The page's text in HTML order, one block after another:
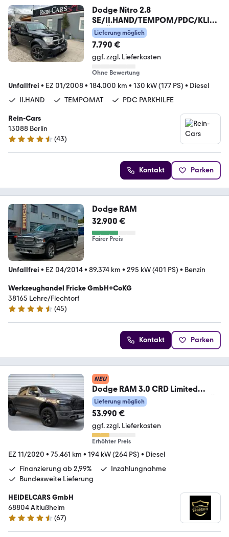
Dodge Nitro 2.8
SE/II.HAND/TEMPOM/PDC/KLIM
A/TÜV-NEU/
Lieferung möglich
7.790 €
ggf. zzgl. Lieferkosten
Ohne Bewertung
Unfallfrei • EZ 01/2008• 184.000 km • 130 kW (177 PS) • Diesel
II.HAND
TEMPOMAT PDC PARKHILFE
Rein-Cars
13088 Berlin
4.7 Sterne
(43)
Kontakt Parken
Dodge RAM
32.900 €
Fairer Preis
Unfallfrei • EZ 04/2014• 89.374 km • 295 kW (401 PS) • Benzin
Werkzeughandel Fricke GmbH+CoKG
38165 Lehre/Flechtorf
4.7 Sterne
(45)
Kontakt Parken
NEU
Dodge RAM 3.0 CRD Limited
PANO*LUFT*LED*H&K*SITZBELÜF
T
Lieferung möglich
53.990 €
ggf. zzgl. Lieferkosten
Erhöhter Preis
EZ 11/2020 • 75.461 km • 194 kW (264 PS) • Diesel
Finanzierung ab 2,99%
Inzahlungnahme
Bundesweite Lieferung
HEIDELCARS GmbH
68804 Altlußheim
4.7 Sterne
(67)